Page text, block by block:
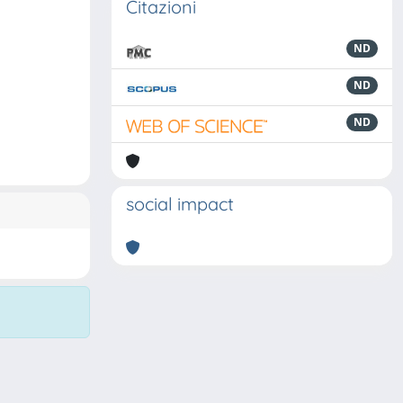
Citazioni
ND
ND
ND
social impact